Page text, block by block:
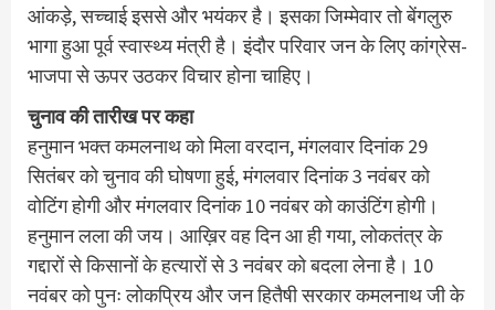
आंकड़े, सच्चाई इससे और भयंकर है। इसका जिम्मेवार तो बेंगलुरु
भागा हुआ पूर्व स्वास्थ्य मंत्री है। इंदौर परिवार जन के लिए कांग्रेस-
भाजपा से ऊपर उठकर विचार होना चाहिए।
चुनाव की तारीख पर कहा
हनुमान भक्त कमलनाथ को मिला वरदान, मंगलवार दिनांक 29
सितंबर को चुनाव की घोषणा हुई, मंगलवार दिनांक 3 नवंबर को
वोटिंग होगी और मंगलवार दिनांक 10 नवंबर को काउंटिंग होगी।
हनुमान लला की जय। आख़िर वह दिन आ ही गया, लोकतंत्र के
गद्दारों से किसानों के हत्यारों से 3 नवंबर को बदला लेना है। 10
नवंबर को पुनः लोकप्रिय और जन हितैषी सरकार कमलनाथ जी के